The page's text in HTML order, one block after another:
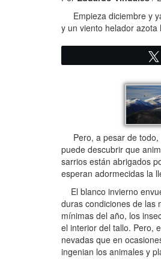
Empieza diciembre y
y un viento helador
Pero, a pesar de todo,
puede descubrir que
sarrios están abrigados
esperan adormecidas la
El blanco invierno
duras condiciones de las
mínimas del año, los
el interior del tallo. Pero,
nevadas que en
ingenian los animales y